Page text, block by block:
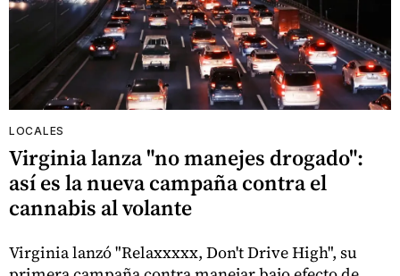
LOCALES
Virginia lanza "no manejes drogado":
así es la nueva campaña contra el
cannabis al volante
Virginia lanzó "Relaxxxxx, Don't Drive High", su